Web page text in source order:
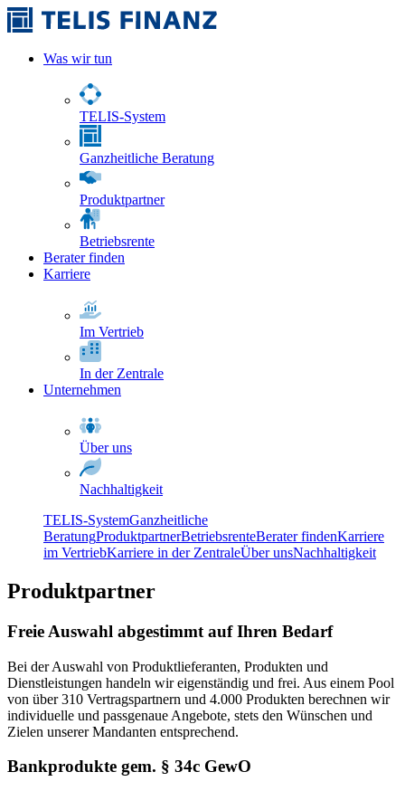
Was wir tun
TELIS-System
Ganzheitliche Beratung
Produktpartner
Betriebsrente
Berater finden
Karriere
Im Vertrieb
In der Zentrale
Unternehmen
Über uns
Nachhaltigkeit
TELIS-SystemGanzheitliche
BeratungProduktpartnerBetriebsrenteBerater findenKarriere
im VertriebKarriere in der ZentraleÜber unsNachhaltigkeit
Produktpartner
Freie Auswahl abgestimmt auf Ihren Bedarf
Bei der Auswahl von Produktlieferanten, Produkten und
Dienstleistungen handeln wir eigenständig und frei. Aus einem Pool
von über 310 Vertragspartnern und 4.000 Produkten berechnen wir
individuelle und passgenaue Angebote, stets den Wünschen und
Zielen unserer Mandanten entsprechend.
Bankprodukte gem. § 34c GewO